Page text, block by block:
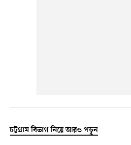
চট্টগ্রাম বিভাগ নিয়ে আরও পড়ুন